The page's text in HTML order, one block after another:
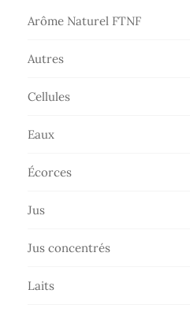
Arôme Naturel FTNF
Autres
Cellules
Eaux
Écorces
Jus
Jus concentrés
Laits